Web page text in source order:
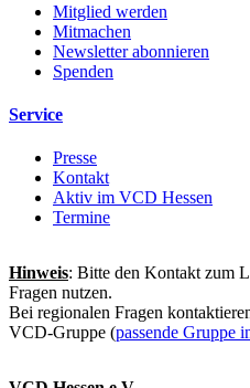
Mitglied werden
Mitmachen
Newsletter abonnieren
Spenden
Service
Presse
Kontakt
Aktiv im VCD Hessen
Termine
Hinweis: Bitte den Kontakt zum
Fragen nutzen.
Bei regionalen Fragen
VCD-Gruppe (passende Gruppe